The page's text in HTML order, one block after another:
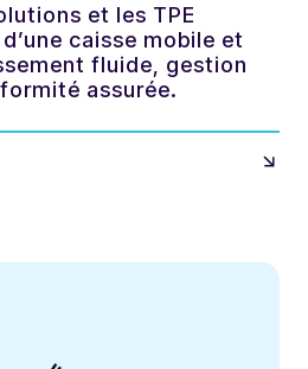
et les TPE
caisse mobile et
fluide, gestion
assurée.